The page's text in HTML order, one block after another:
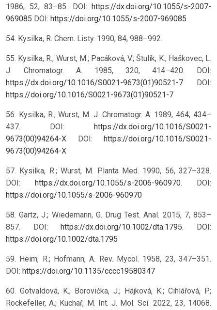
1986, 52, 83–85. DOI: https://dx.doi.org/10.1055/s-2007-
969085 DOI: https://doi.org/10.1055/s-2007-969085
54. Kysilka, R. Chem. Listy. 1990, 84, 988–992.
55. Kysilka, R.; Wurst, M.; Pacáková, V.; Štulík, K.; Haškovec, L.
J. Chromatogr. A. 1985, 320, 414–420. DOI:
https://dx.doi.org/10.1016/S0021-9673(01)90521-7
DOI:
https://doi.org/10.1016/S0021-9673(01)90521-7
56. Kysilka, R.; Wurst, M. J. Chromatogr. A. 1989, 464, 434–
437. DOI: https://dx.doi.org/10.1016/S0021-
9673(00)94264-X
DOI: https://doi.org/10.1016/S0021-
9673(00)94264-X
57. Kysilka, R.; Wurst, M. Planta Med. 1990, 56, 327–328.
DOI: https://dx.doi.org/10.1055/s-2006-960970. DOI:
https://doi.org/10.1055/s-2006-960970
58. Gartz, J.; Wiedemann, G. Drug Test. Anal. 2015, 7, 853–
857. DOI:https://dx.doi.org/10.1002/dta.1795. DOI:
https://doi.org/10.1002/dta.1795
59. Heim, R.; Hofmann, A. Rev. Mycol. 1958, 23, 347–351.
DOI: https://doi.org/10.1135/cccc19580347
60. Gotvaldová, K.; Borovička, J.; Hájková, K.; Cihlářová, P.;
Rockefeller, A.; Kuchař, M. Int. J. Mol. Sci. 2022, 23, 14068.